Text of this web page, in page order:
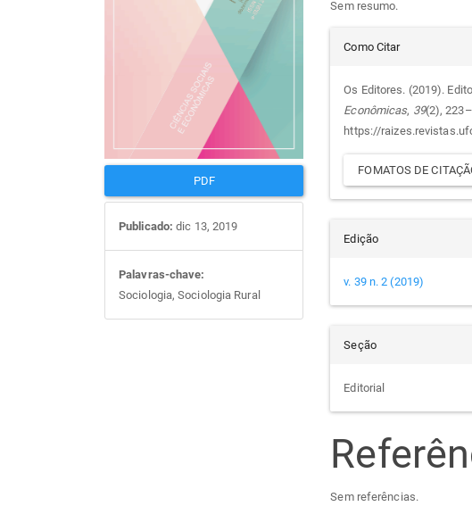
artigos
PDF
Publicado: dic 13, 2019
Palavras-chave:
Sociologia, Sociologia Rural
principal
Sem resumo.
Detalhes
do
artigo
Como Citar
Os Editores. (2019).
Econômicas, 39(2),
https://
FOMATOS DE
Edição
v. 39 n. 2 (2019)
Seção
Editorial
Sem referências.